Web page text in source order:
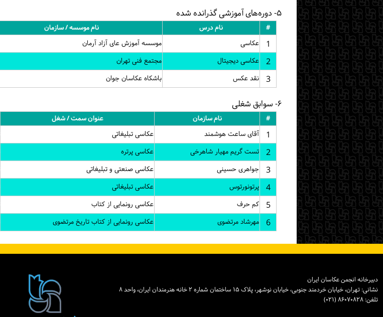
۵- دوره‌های آموزشی گذرانده شده
# نام درس نام موسسه / سازمان
1 عکاسی موسسه آموزش عای آزاد آرمان
2 عکاسی دیجیتال مجتمع فنی تهران
3 نقد عکس باشکاه عکاسان جوان
۶- سوابق شغلی
# نام سازمان عنوان سمت / شغل
1 آقای ساعت هوشمند عکاسی تبلیغاتی
2 تست گریم مهیار شاهرخی عکاسی پرتره
3 جواهری حسینی عکاسی صنعتی و تبلیغاتی
4 پرتونورتوس عکاسی تبلیغاتی
5 کم حرف عکاسی رونمایی از کتاب
6 مهرشاد مرتضوی عکاسی رونمایی از کتاب تاریخ مرتضوی
دبیرخانه انجمن عکاسان ایران
نشانی: تهران، خیابان خردمند جنوبی، خیابان نوشهر، پلاک ۱۵ ساختمان شماره ۲ خانه هنرمندان ایران، واحد ۸
تلفن: ۸۶۰۷۰۸۲۸ (۰۲۱)